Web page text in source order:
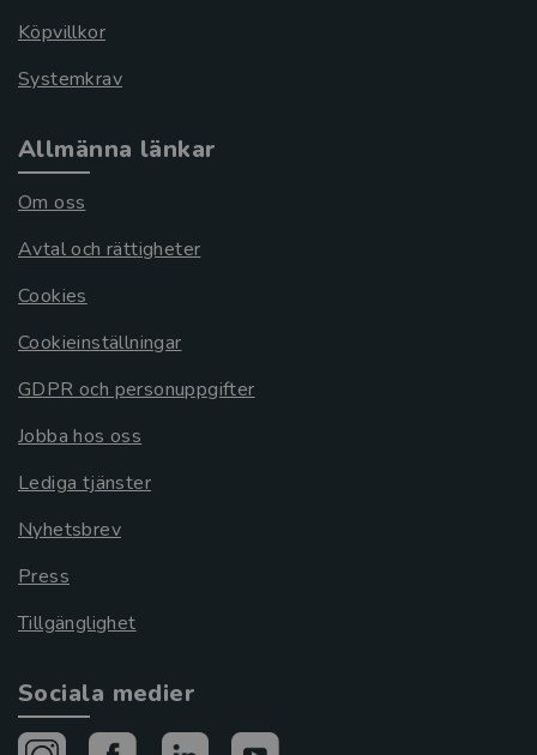
Köpvillkor
Systemkrav
Allmänna länkar
Om oss
Avtal och rättigheter
Cookies
Cookieinställningar
GDPR och personuppgifter
Jobba hos oss
Lediga tjänster
Nyhetsbrev
Press
Tillgänglighet
Sociala medier